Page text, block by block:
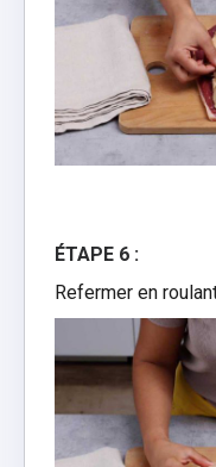
ÉTAPE 6 :
Refermer en